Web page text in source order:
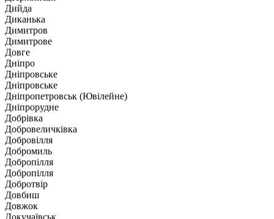
Дийда
Диканька
Димитров
Димитрове
Довге
Дніпро
Дніпровське
Дніпровське
Дніпропетровськ (Ювілейне)
Дніпрорудне
Добрівка
Добровеличківка
Добровілля
Добромиль
Добропілля
Добропілля
Добротвір
Довбиш
Довжок
Докучаївськ